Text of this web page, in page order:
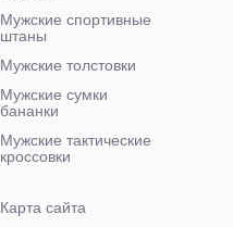
Мужские спортивные
штаны
Мужские толстовки
Мужские сумки
бананки
Мужские тактические
кроссовки
Карта сайта